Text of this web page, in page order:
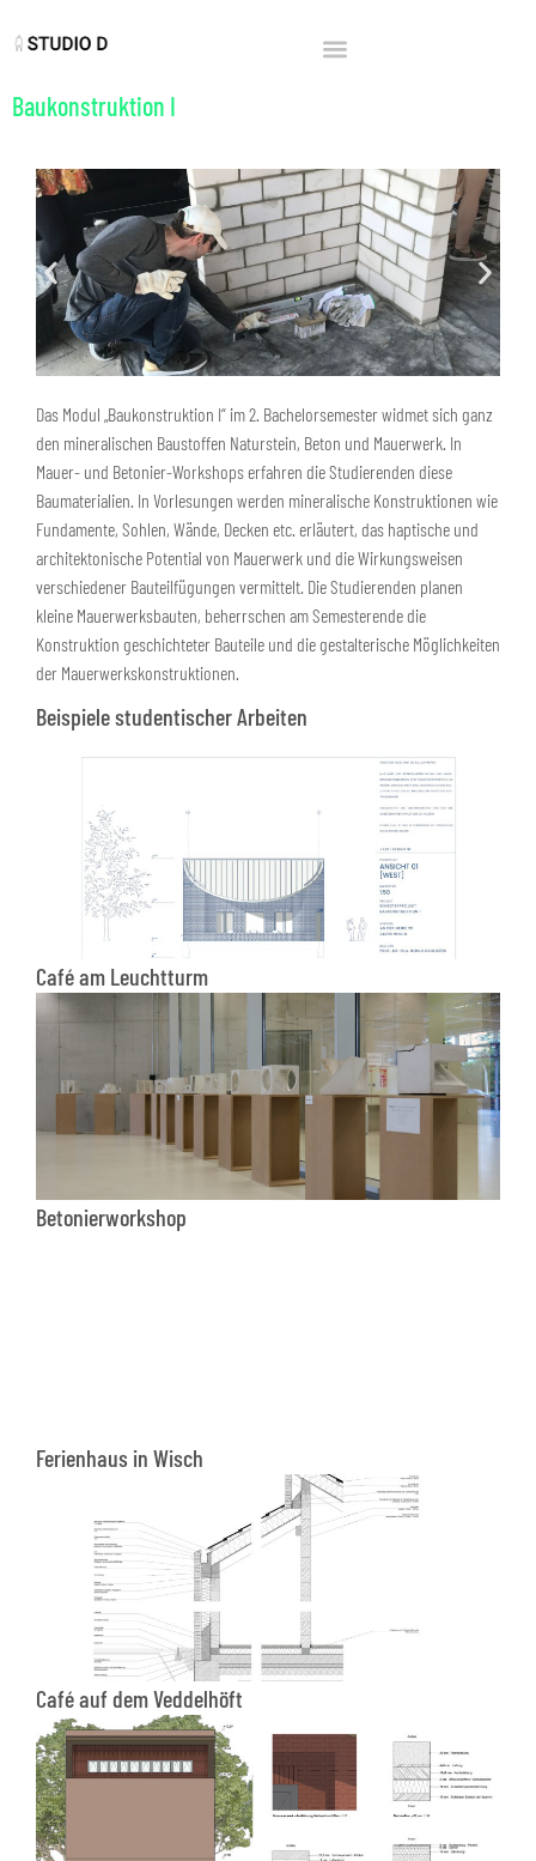
Baukonstruktion I
Das Modul „Baukonstruktion I“ im 2. Bachelorsemester widmet sich ganz
den mineralischen Baustoffen Naturstein, Beton und Mauerwerk. In
Mauer- und Betonier-Workshops erfahren die Studierenden diese
Baumaterialien. In Vorlesungen werden mineralische Konstruktionen wie
Fundamente, Sohlen, Wände, Decken etc. erläutert, das haptische und
architektonische Potential von Mauerwerk und die Wirkungsweisen
verschiedener Bauteilfügungen vermittelt. Die Studierenden planen
kleine Mauerwerksbauten, beherrschen am Semesterende die
Konstruktion geschichteter Bauteile und die gestalterische Möglichkeiten
der Mauerwerkskonstruktionen.
Beispiele studentischer Arbeiten
Café am Leuchtturm
Betonierworkshop
Ferienhaus in Wisch
Café auf dem Veddelhöft